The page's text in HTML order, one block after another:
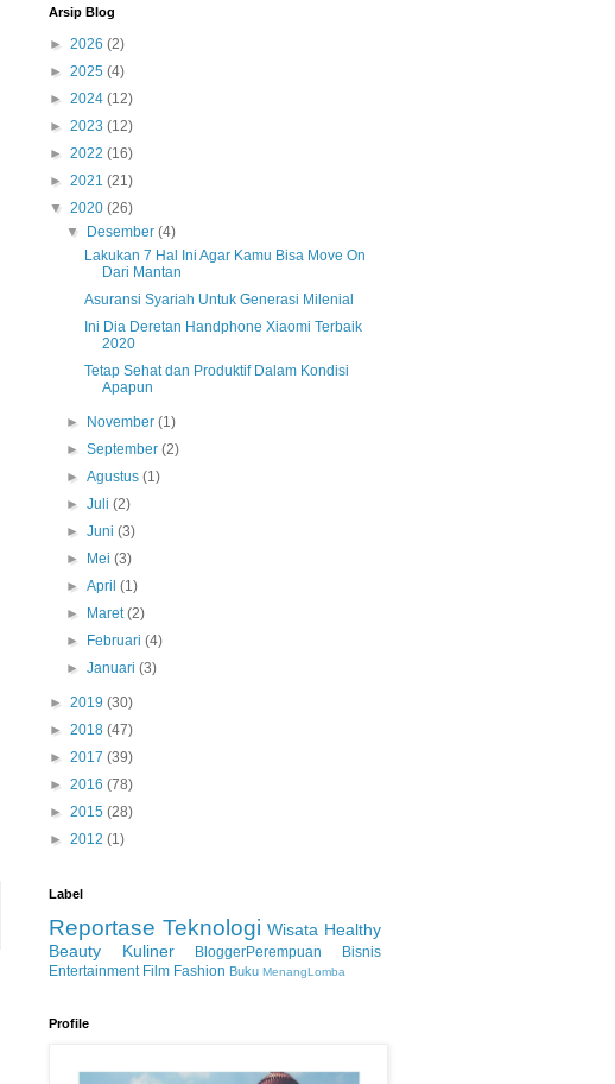
Arsip Blog
► 2026 (2)
► 2025 (4)
► 2024 (12)
► 2023 (12)
► 2022 (16)
► 2021 (21)
▼ 2020 (26)
▼ Desember(4)
Lakukan 7 Hal Ini Agar Kamu Bisa Move On
Dari Mantan
Asuransi Syariah Untuk Generasi Milenial
Ini Dia Deretan Handphone Xiaomi Terbaik
2020
Tetap Sehat dan Produktif Dalam Kondisi
Apapun
► November(1)
►September(2)
►Agustus(1)
►Juli(2)
►Juni(3)
► Mei(3)
►April(1)
► Maret(2)
► Februari(4)
►Januari(3)
► 2019 (30)
► 2018 (47)
► 2017 (39)
► 2016 (78)
► 2015 (28)
► 2012 (1)
Label
Reportase Teknologi Wisata Healthy
Beauty
Kuliner BloggerPerempuan
Bisnis
Entertainment Film Fashion Buku MenangLomba
Profile